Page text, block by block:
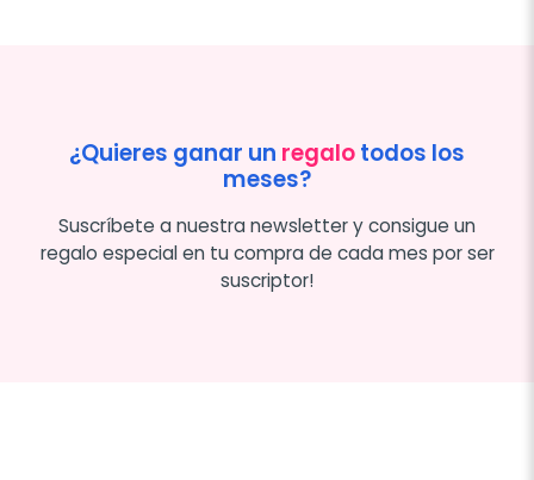
¿Quieres ganar un regalotodos los
meses?
Suscríbete a nuestra newsletter y consigue un
regalo especial en tu compra de cada mes por ser
suscriptor!